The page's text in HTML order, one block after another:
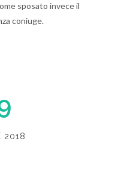
sposato invece il
coniuge.
2018